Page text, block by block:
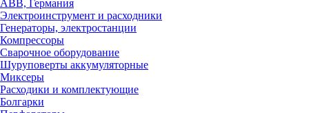
ABB, Германия
Электроинструмент и расходники
Генераторы, электростанции
Компрессоры
Сварочное оборудование
Шуруповерты аккумуляторные
Миксеры
Расходики и комплектующие
Болгарки